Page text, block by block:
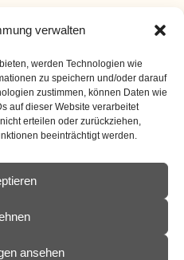
verwalten
werden Technologien wie
zu speichern und/oder darauf
zustimmen, können Daten wie
auf dieser Website verarbeitet
erteilen oder zurückziehen,
beeinträchtigt werden.
ansehen